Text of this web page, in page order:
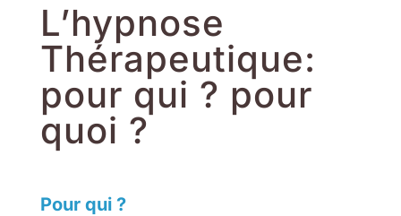
L’hypnose
Thérapeutique:
pour qui ? pour
quoi ?
Pour qui ?